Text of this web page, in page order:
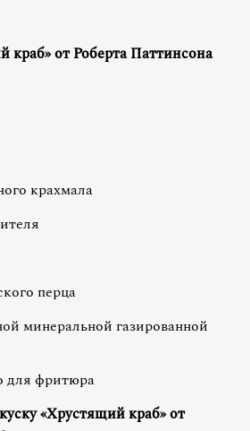
краб» от Роберта Паттинсона
крахмала
перца
минеральной газированной
для фритюра
«Хрустящий краб» от